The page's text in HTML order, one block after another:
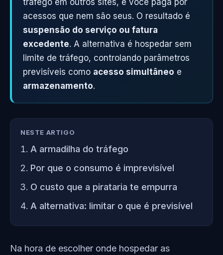
tráfego em outros sites, e você paga por
acessos que nem são seus. O resultado é
suspensão do serviço ou fatura
excedente. A alternativa é hospedar sem
limite de tráfego, controlando parâmetros
previsíveis como acesso simultâneo e
armazenamento.
NESTE ARTIGO
A armadilha do tráfego
Por que o consumo é imprevisível
O custo que a pirataria te empurra
A alternativa: limitar o que é previsível
Na hora de escolher onde hospedar as